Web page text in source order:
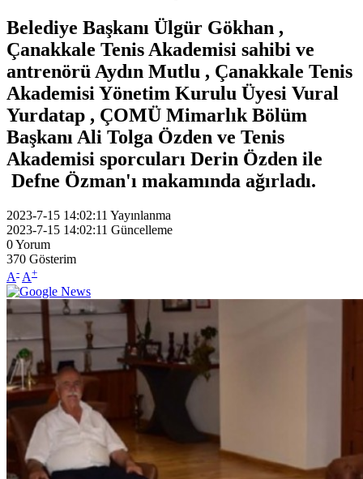
Belediye Başkanı Ülgür Gökhan ,
Çanakkale Tenis Akademisi sahibi ve
antrenörü Aydın Mutlu , Çanakkale Tenis
Akademisi Yönetim Kurulu Üyesi Vural
Yurdatap , ÇOMÜ Mimarlık Bölüm
Başkanı Ali Tolga Özden ve Tenis
Akademisi sporcuları Derin Özden ile
Defne Özman'ı makamında ağırladı.
2023-7-15 14:02:11 Yayınlanma
2023-7-15 14:02:11 Güncelleme
0Yorum
370 Gösterim
A- A+